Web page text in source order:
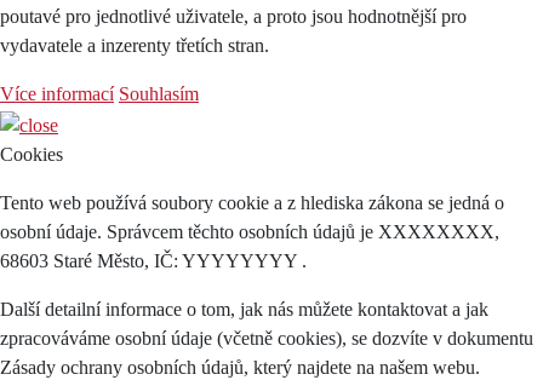
poutavé pro jednotlivé uživatele, a proto jsou hodnotnější pro
vydavatele a inzerenty třetích stran.
Více informací Souhlasím
Cookies
Tento web používá soubory cookie a z hlediska zákona se jedná o
osobní údaje. Správcem těchto osobních údajů je XXXXXXXX,
68603 Staré Město, IČ: YYYYYYYY .
Další detailní informace o tom, jak nás můžete kontaktovat a jak
zpracováváme osobní údaje (včetně cookies), se dozvíte v dokumentu
Zásady ochrany osobních údajů, který najdete na našem webu.